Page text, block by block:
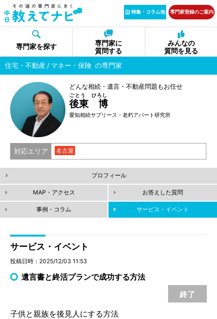
特集・コラム他 専門家登録のご案内
専門家を探す
専門家に
質問する
みんなの
質問を見る
住宅・不動産
マネー・保険 の専門家
どんな相続・遺言・不動産問題もお任せ
後東 博
ごとう ひろし
愛知相続サブリース・老朽アパート研究所
対応エリア 名古屋
プロフィール
MAP・アクセス お答えした質問
事例・コラム サービス・イベント
サービス・イベント
投稿日時：2025/12/03 11:53
遺言書と終活プランで成功する方法
終了
子供と親族を後見人にする方法